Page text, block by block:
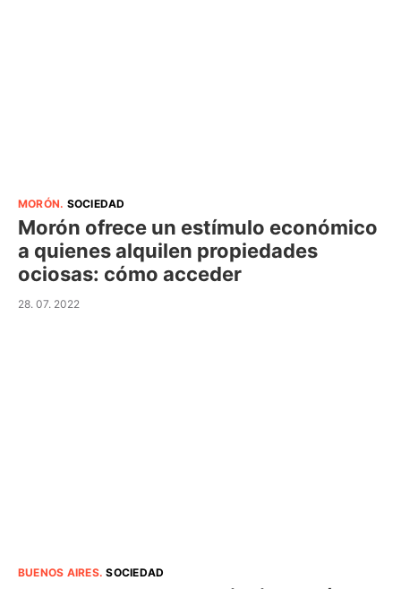
MORÓN. SOCIEDAD
Morón ofrece un estímulo económico
a quienes alquilen propiedades
ociosas: cómo acceder
28. 07. 2022
BUENOS AIRES.SOCIEDAD